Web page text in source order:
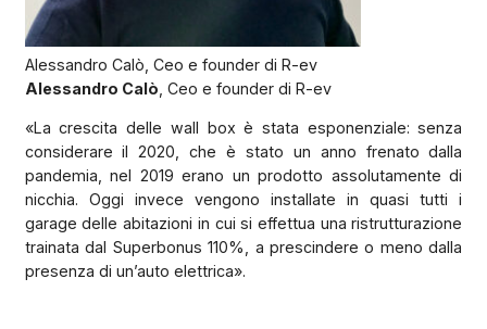
Alessandro Calò, Ceo e founder di R-ev
Alessandro Calò , Ceo e founder di R-ev
«La crescita delle wall box è stata esponenziale: senza
considerare il 2020, che è stato un anno frenato dalla
pandemia, nel 2019 erano un prodotto assolutamente di
nicchia. Oggi invece vengono installate in quasi tutti i
garage delle abitazioni in cui si effettua una ristrutturazione
trainata dal Superbonus 110%, a prescindere o meno dalla
presenza di un’auto elettrica».